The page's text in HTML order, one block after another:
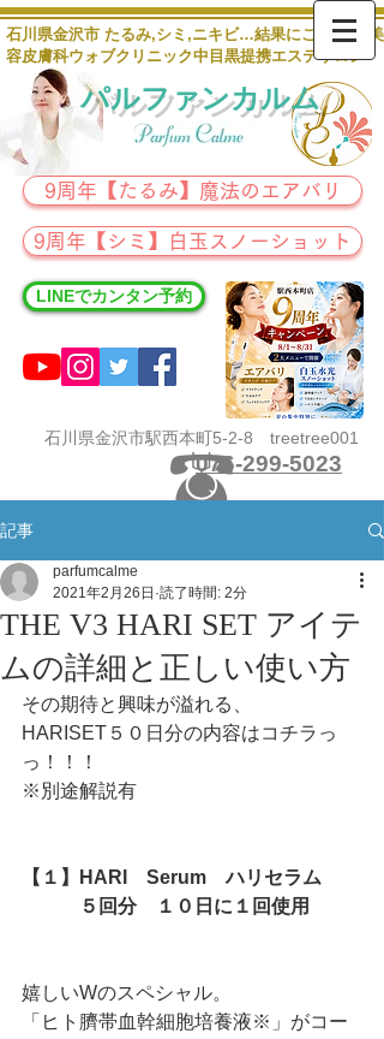
石川県金沢市 たるみ,シミ,ニキビ…結果にこだわる 美
容皮膚科ウォブクリニック中目黒提携エステサロン
パルファンカルム
9周年【たるみ】魔法のエアバリ
9周年【シミ】白玉スノーショット
LINEでカンタン予約
石川県金沢市駅西本町5-2-8 treetree001
076-299-5023
記事
THE V3 HARI SET アイテ
ムの詳細と正しい使い方
parfumcalme
2021年2月26日 読了時間: 2分
その期待と興味が溢れる、
HARISET５０日分の内容はコチラっ
っ！！！
※別途解説有
【１】HARI　Serum　ハリセラム
５回分　１０日に１回使用
嬉しいWのスペシャル。
「ヒト臍帯血幹細胞培養液※」がコー